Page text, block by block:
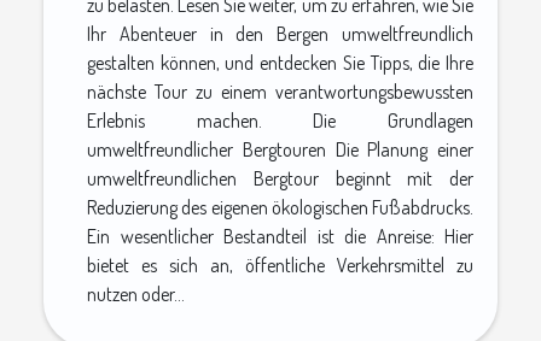
Ihr Abenteuer in den Bergen umweltfreundlich
gestalten können, und entdecken Sie Tipps, die Ihre
nächste Tour zu einem verantwortungsbewussten
Erlebnis machen. Die Grundlagen
umweltfreundlicher Bergtouren Die Planung einer
umweltfreundlichen Bergtour beginnt mit der
Reduzierung des eigenen ökologischen Fußabdrucks.
Ein wesentlicher Bestandteil ist die Anreise: Hier
bietet es sich an, öffentliche Verkehrsmittel zu
nutzen oder...